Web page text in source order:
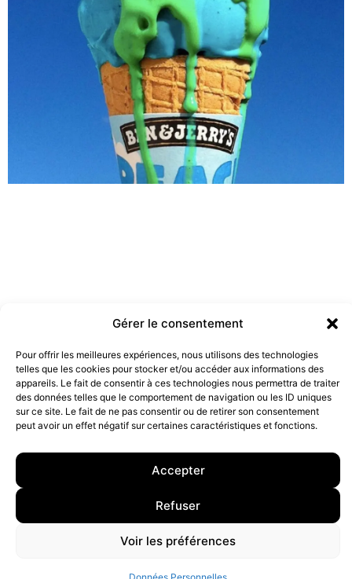
Gérer le consentement
Pour offrir les meilleures expériences, nous utilisons des technologies
telles que les cookies pour stocker et/ou accéder aux informations des
appareils. Le fait de consentir à ces technologies nous permettra de traiter
des données telles que le comportement de navigation ou les ID uniques
sur ce site. Le fait de ne pas consentir ou de retirer son consentement
peut avoir un effet négatif sur certaines caractéristiques et fonctions.
Accepter
Refuser
Voir les préférences
Les marques doivent-elles être engagées ?
19 juillet 2022
10 rue Charlot, 75003 Paris. Contact : +33(0)6 63 07 98 26 ou
Données Personnelles